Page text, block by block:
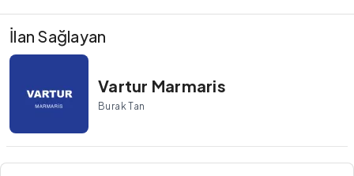
İlan Sağlayan
Vartur Marmaris
Burak Tan